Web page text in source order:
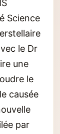
Science
le Dr
une
le
causée
par